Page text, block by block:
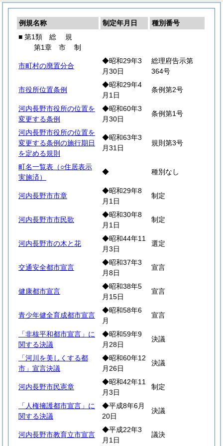
例規名称 制定年月日
種別番号
■ 第1類 総 規
第1章 市制
市町村の廃置分合
◆昭和29年3
月30日
総理府告示第
364号
市役所位置条例
◆昭和29年4
月1日
条例第2号
河内長野市役所の位置を
変更する条例
◆昭和60年3
月30日
条例第1号
河内長野市役所の位置を
変更する条例の施行期日
を定める規則
◆昭和63年3
月31日
規則第3号
町名一覧表（○住居表示
実施済）
◆ 種別なし
河内長野市市章
◆昭和29年8
月1日
制定
河内長野市市民歌
◆昭和30年8
月1日
制定
河内長野市の木と花
◆昭和44年11
月3日
選定
交通安全都市宣言
◆昭和37年3
月8日
宣言
健康都市宣言
◆昭和38年5
月15日
宣言
青少年健全育成都市宣言
◆昭和58年6
月
宣言
「非核平和都市宣言」に
関する決議
◆昭和59年9
月28日
決議
「河川を美しくする都
市」宣言決議
◆昭和60年12
月26日
決議
河内長野市民憲章
◆昭和42年11
月3日
制定
「人権擁護都市宣言」に
関する決議
◆平成8年6月
20日
決議
河内長野市教育立市宣言
◆平成22年3
月1日
議決